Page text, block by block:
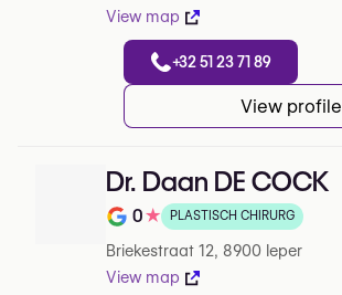
View map
+32 51 23 71 89
View profile
Dr. Daan DE COCK
Note de 0 sur 5 sur Google
0★ PLASTISCH CHIRURG
Briekestraat 12, 8900 Ieper
View map